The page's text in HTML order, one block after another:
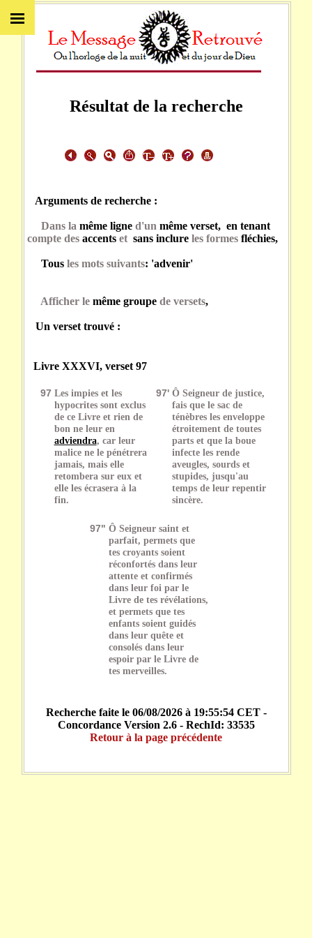
Résultat de la recherche
Arguments de recherche :
Dans la même ligne d'un même verset, en tenant
compte des accents et sans inclureles formes fléchies,
Tous les mots suivants: 'advenir'
Afficher le même groupede versets,
Un verset trouvé :
Livre XXXVI, verset 97
97 Les impies et les
hypocrites sont exclus
de ce Livre et rien de
bon ne leur en
adviendra, car leur
malice ne le pénétrera
jamais, mais elle
retombera sur eux et
elle les écrasera à la
fin.
97' Ô Seigneur de justice,
fais que le sac de
ténèbres les enveloppe
étroitement de toutes
parts et que la boue
infecte les rende
aveugles, sourds et
stupides, jusqu'au
temps de leur repentir
sincère.
97" Ô Seigneur saint et
parfait, permets que
tes croyants soient
réconfortés dans leur
attente et confirmés
dans leur foi par le
Livre de tes révélations,
et permets que tes
enfants soient guidés
dans leur quête et
consolés dans leur
espoir par le Livre de
tes merveilles.
Recherche faite le 06/08/2026 à 19:55:54 CET -
Concordance Version 2.6 - RechId: 33535
Retour à la page précédente